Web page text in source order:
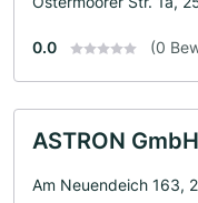
0.0 (0
ASTRON GmbH
Am Neuendeich 163,